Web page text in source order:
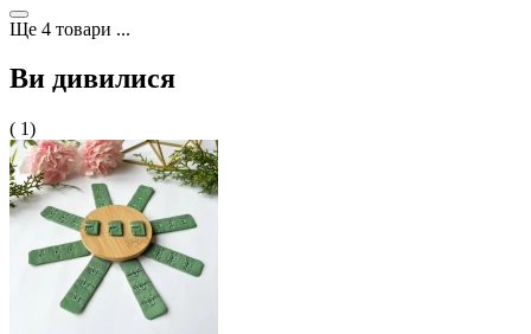
Ще 4 товари ...
Ви дивилися
( 1)